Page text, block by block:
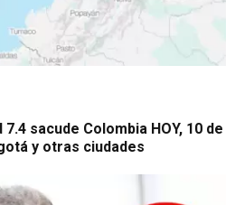
sacude Colombia HOY, 10 de
y otras ciudades